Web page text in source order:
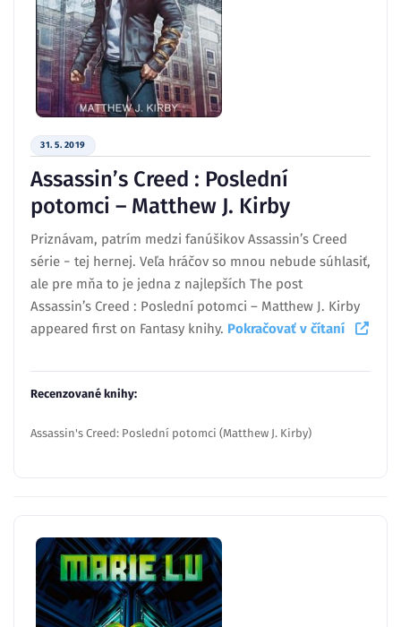
31. 5. 2019
Assassin’s Creed : Poslední
potomci – Matthew J. Kirby
Priznávam, patrím medzi fanúšikov Assassin’s Creed
série − tej hernej. Veľa hráčov so mnou nebude súhlasiť,
ale pre mňa to je jedna z najlepších The post
Assassin’s Creed : Poslední potomci – Matthew J. Kirby
appeared first on Fantasy knihy. Pokračovať v čítaní
Recenzované knihy:
Assassin's Creed: Poslední potomci (Matthew J. Kirby)